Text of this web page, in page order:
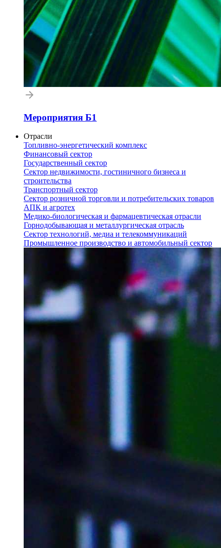
Мероприятия Б1
Отрасли
Топливно-энергетический комплекс
Финансовый сектор
Государственный сектор
Сектор недвижимости, гостиничного бизнеса и
строительства
Транспортный сектор
Сектор розничной торговли и потребительских товаров
АПК и агротех
Медико-биологическая и фармацевтическая отрасли
Горнодобывающая и металлургическая отрасль
Сектор технологий, медиа и телекоммуникаций
Промышленное производство и автомобильный сектор